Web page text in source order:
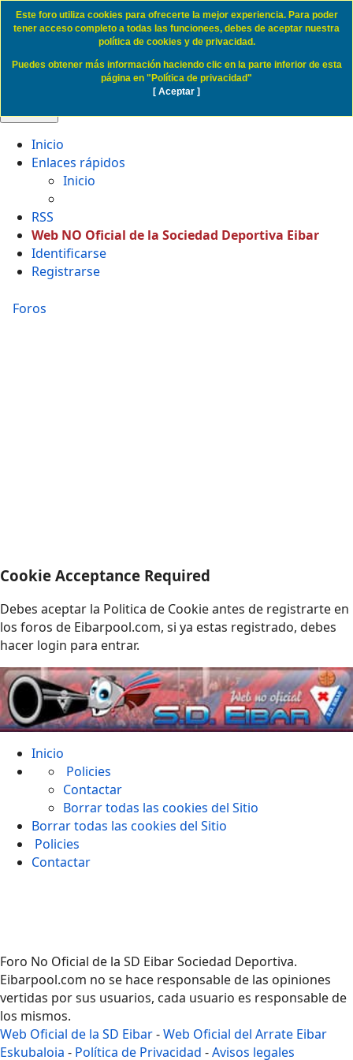
Cookie Access SD Eibar
Inicio
Enlaces rápidos
Inicio
RSS
Web NO Oficial de la Sociedad Deportiva Eibar
Identificarse
Registrarse
Foros
Cookie Acceptance Required
Debes aceptar la Politica de Cookie antes de registrarte en
los foros de Eibarpool.com, si ya estas registrado, debes
hacer login para entrar.
Este foro utiliza cookies para ofrecerte la mejor experiencia. Para poder
tener acceso completo a todas las funcionees, debes de aceptar nuestra
política de cookies y de privacidad.
Puedes obtener más información haciendo clic en la parte inferior de esta
página en "Política de privacidad"
[ Aceptar ]
Inicio
Policies
Contactar
Borrar todas las cookies del Sitio
Borrar todas las cookies del Sitio
Policies
Contactar
Foro No Oficial de la SD Eibar Sociedad Deportiva.
Eibarpool.com no se hace responsable de las opiniones
vertidas por sus usuarios, cada usuario es responsable de
los mismos.
Web Oficial de la SD Eibar-Web Oficial del Arrate Eibar
Eskubaloia - Política de Privacidad -Avisos legales